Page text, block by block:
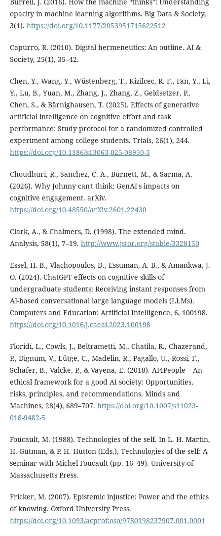
opacity in machine learning algorithms. Big Data & Society,
3(1). https://doi.org/10.1177/2053951715622512
Capurro, R. (2010). Digital hermeneutics: An outline. AI &
Society, 25(1), 35–42.
Chen, Y., Wang, Y., Wüstenberg, T., Kizilcec, R. F., Fan, Y., Li,
Y., Lu, B., Yuan, M., Zhang, J., Zhang, Z., Geldsetzer, P.,
Chen, S., & Bärnighausen, T. (2025). Effects of generative
artificial intelligence on cognitive effort and task
performance: Study protocol for a randomized controlled
experiment among college students. Trials, 26(1), 244.
https://doi.org/10.1186/s13063-025-08950-3
Choudhuri, R., Sanchez, C. A., Burnett, M., & Sarma, A.
(2026). Why Johnny can't think: GenAI's impacts on
cognitive engagement. arXiv.
https://doi.org/10.48550/arXiv.2601.22430
Clark, A., & Chalmers, D. (1998). The extended mind.
Analysis, 58(1), 7–19. http://www.jstor.org/stable/3328150
Essel, H. B., Vlachopoulos, D., Essuman, A. B., & Amankwa, J.
O. (2024). ChatGPT effects on cognitive skills of
undergraduate students: Receiving instant responses from
AI-based conversational large language models (LLMs).
Computers and Education: Artificial Intelligence, 6, 100198.
https://doi.org/10.1016/j.caeai.2023.100198
Floridi, L., Cowls, J., Beltrametti, M., Chatila, R., Chazerand,
P., Dignum, V., Lütge, C., Madelin, R., Pagallo, U., Rossi, F.,
Schafer, B., Valcke, P., & Vayena, E. (2018). AI4People – An
ethical framework for a good AI society: Opportunities,
risks, principles, and recommendations. Minds and
Machines, 28(4), 689–707. https://doi.org/10.1007/s11023-
018-9482-5
Foucault, M. (1988). Technologies of the self. In L. H. Martin,
H. Gutman, & P. H. Hutton (Eds.), Technologies of the self: A
seminar with Michel Foucault (pp. 16–49). University of
Massachusetts Press.
Fricker, M. (2007). Epistemic injustice: Power and the ethics
of knowing. Oxford University Press.
https://doi.org/10.1093/acprof:oso/9780198237907.001.0001